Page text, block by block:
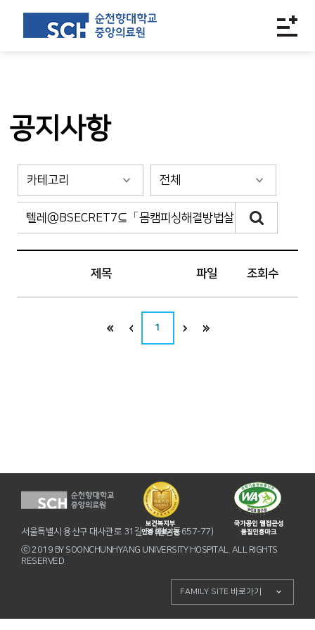
공지사항
제목 파일 조회수
1
서울특별시 용산구 대사관로 31길 31(한남동657-77)
ⓒ 2019 BY SOONCHUNHYANG UNIVERSITY HOSPITAL. ALL RIGHTS
RESERVED.
FAMILY SITE 바로가기